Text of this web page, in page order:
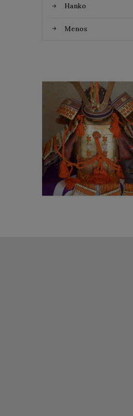
Hanko
Menos
Flat Discount
Homemade